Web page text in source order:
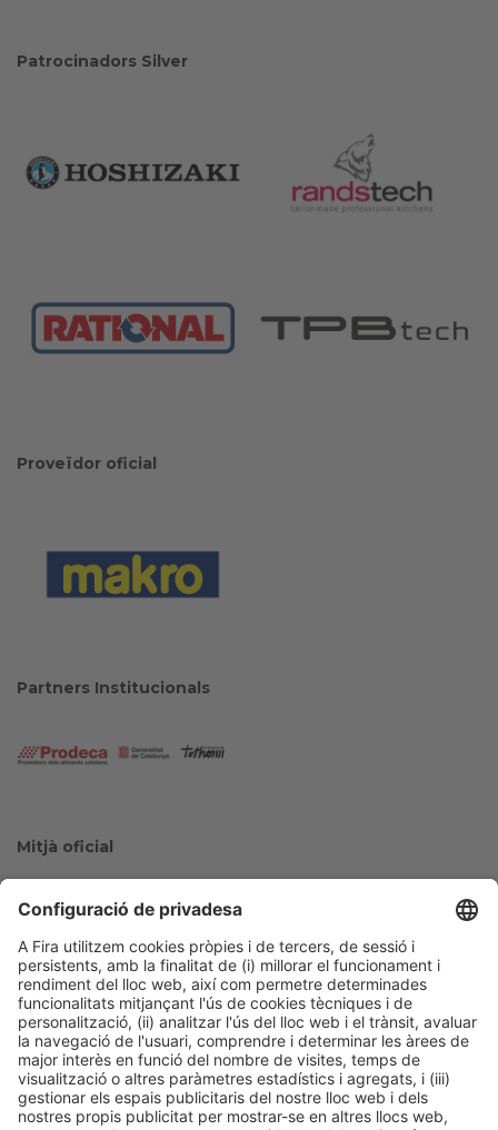
Patrocinadors Silver
Proveïdor oficial
Partners Institucionals
Mitjà oficial
Col·laboradors